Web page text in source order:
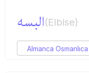
البسه(Elbise)
Almanca